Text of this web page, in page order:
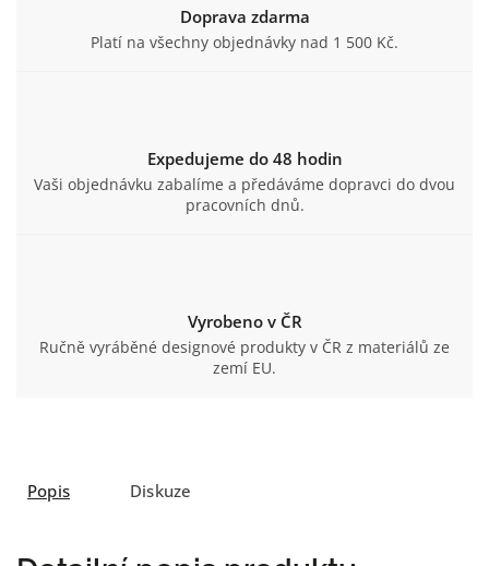
Doprava zdarma
Platí na všechny objednávky nad 1 500 Kč.
Expedujeme do 48 hodin
Vaši objednávku zabalíme a předáváme dopravci do dvou
pracovních dnů.
Vyrobeno v ČR
Ručně vyráběné designové produkty v ČR z materiálů ze
zemí EU.
Popis Diskuze